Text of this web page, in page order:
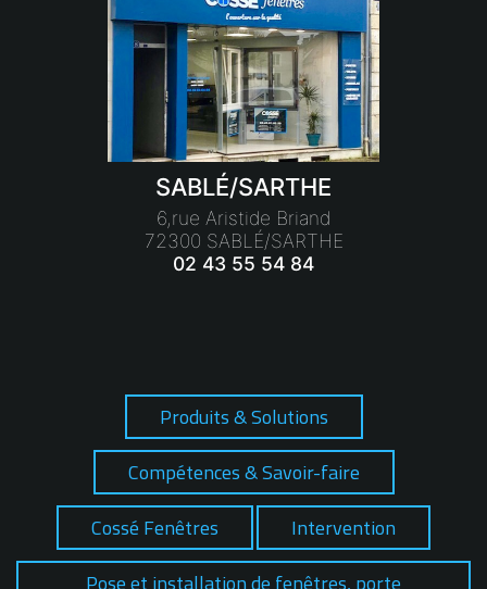
SABLÉ/SARTHE
6,rue Aristide Briand
72300 SABLÉ/SARTHE
02 43 55 54 84
Produits & Solutions
Compétences & Savoir-faire
Cossé Fenêtres
Intervention
Pose et installation de fenêtres, porte